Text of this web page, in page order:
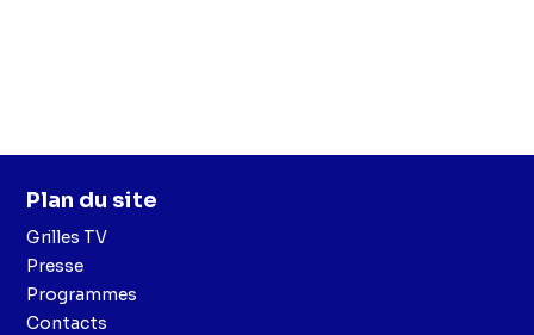
Plan du site
Grilles TV
Presse
Programmes
Contacts